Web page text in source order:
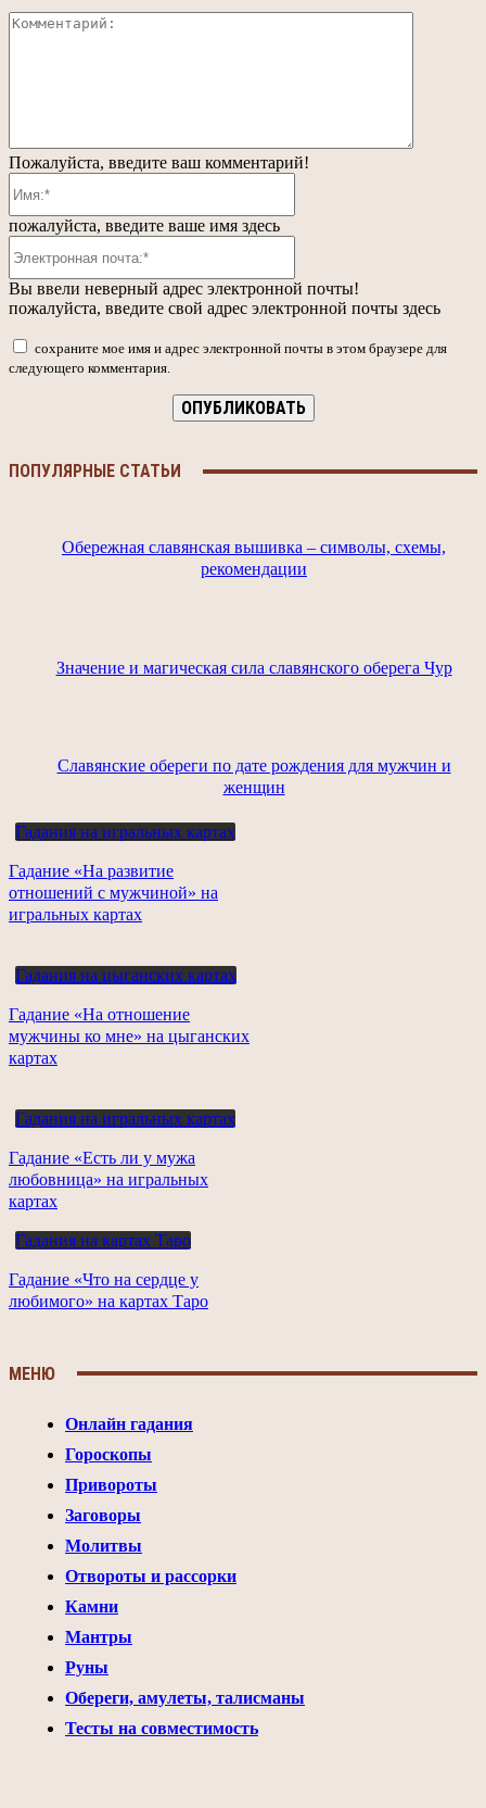
Пожалуйста, введите ваш комментарий!
пожалуйста, введите ваше имя здесь
Вы ввели неверный адрес электронной почты!
пожалуйста, введите свой адрес электронной почты здесь
сохраните мое имя и адрес электронной почты в этом браузере для
следующего комментария.
ПОПУЛЯРНЫЕ СТАТЬИ
Обережная славянская вышивка – символы, схемы,
рекомендации
Значение и магическая сила славянского оберега Чур
Славянские обереги по дате рождения для мужчин и
женщин
Гадания на игральных картах
Гадание «На развитие
отношений с мужчиной» на
игральных картах
Гадания на цыганских картах
Гадание «На отношение
мужчины ко мне» на цыганских
картах
Гадания на игральных картах
Гадание «Есть ли у мужа
любовница» на игральных
картах
Гадания на картах Таро
Гадание «Что на сердце у
любимого» на картах Таро
МЕНЮ
Онлайн гадания
Гороскопы
Привороты
Заговоры
Молитвы
Отвороты и рассорки
Камни
Мантры
Руны
Обереги, амулеты, талисманы
Тесты на совместимость